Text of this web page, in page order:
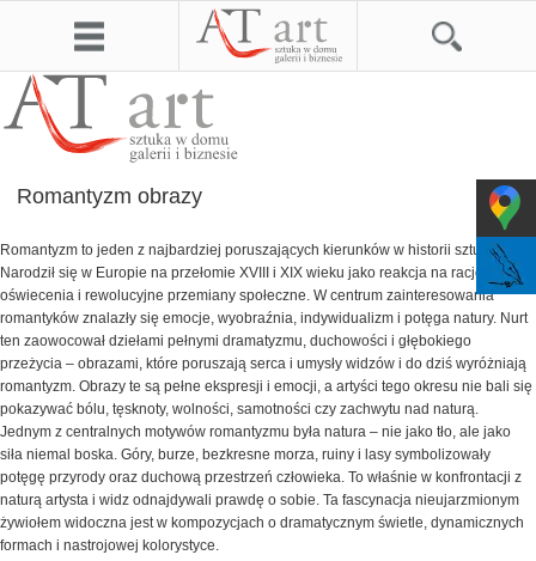
Romantyzm obrazy
Romantyzm to jeden z najbardziej poruszających kierunków w historii sztuki.
Narodził się w Europie na przełomie XVIII i XIX wieku jako reakcja na racjonalizm
oświecenia i rewolucyjne przemiany społeczne. W centrum zainteresowania
romantyków znalazły się emocje, wyobraźnia, indywidualizm i potęga natury. Nurt
ten zaowocował dziełami pełnymi dramatyzmu, duchowości i głębokiego
przeżycia – obrazami, które poruszają serca i umysły widzów i do dziś wyróżniają
romantyzm. Obrazy te są pełne ekspresji i emocji, a artyści tego okresu nie bali się
pokazywać bólu, tęsknoty, wolności, samotności czy zachwytu nad naturą.
Jednym z centralnych motywów romantyzmu była natura – nie jako tło, ale jako
siła niemal boska. Góry, burze, bezkresne morza, ruiny i lasy symbolizowały
potęgę przyrody oraz duchową przestrzeń człowieka. To właśnie w konfrontacji z
naturą artysta i widz odnajdywali prawdę o sobie. Ta fascynacja nieujarzmionym
żywiołem widoczna jest w kompozycjach o dramatycznym świetle, dynamicznych
formach i nastrojowej kolorystyce.